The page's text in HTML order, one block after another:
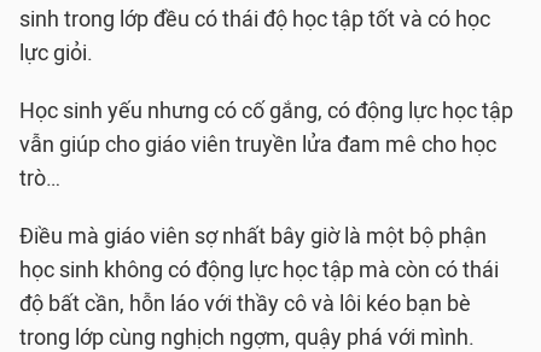
sinh trong lớp đều có thái độ học tập tốt và có học
lực giỏi.
Học sinh yếu nhưng có cố gắng, có động lực học tập
vẫn giúp cho giáo viên truyền lửa đam mê cho học
trò…
Điều mà giáo viên sợ nhất bây giờ là một bộ phận
học sinh không có động lực học tập mà còn có thái
độ bất cần, hỗn láo với thầy cô và lôi kéo bạn bè
trong lớp cùng nghịch ngợm, quậy phá với mình.